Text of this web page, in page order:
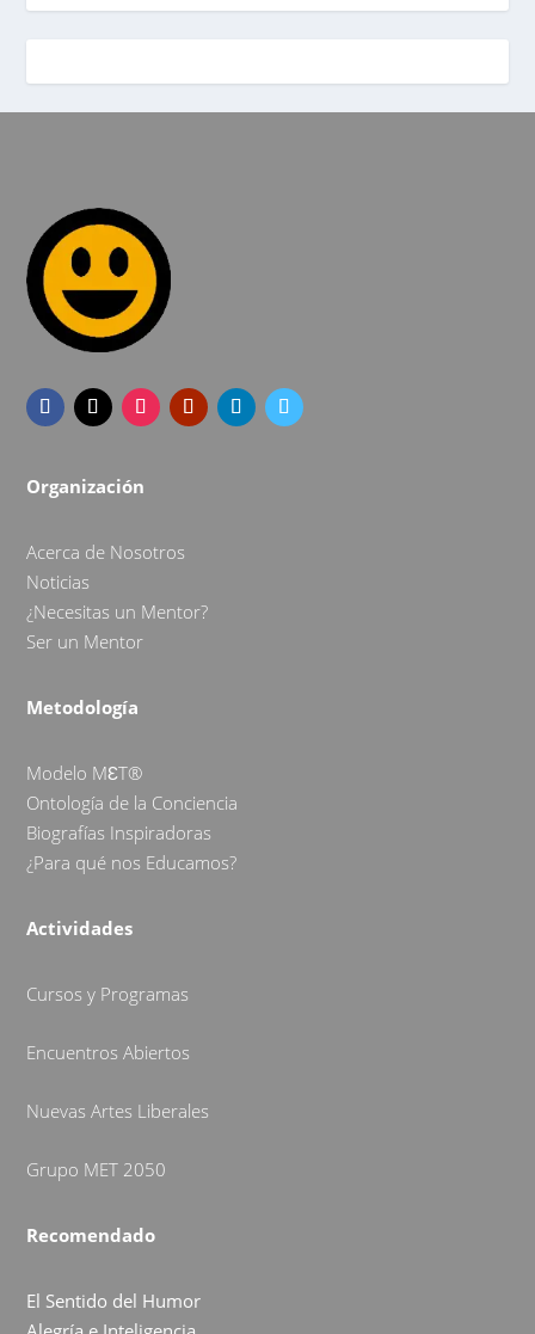
Organización
Acerca de Nosotros
Noticias
¿Necesitas un Mentor?
Ser un Mentor
Metodología
Modelo MƐT®
Ontología de la Conciencia
Biografías Inspiradoras
¿Para qué nos Educamos?
Actividades
Cursos y Programas
Encuentros Abiertos
Nuevas Artes Liberales
Grupo MET 2050
Recomendado
El Sentido del Humor